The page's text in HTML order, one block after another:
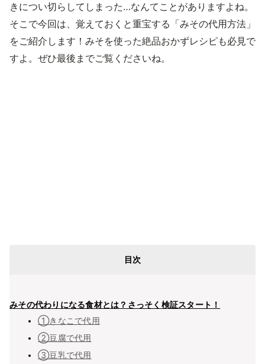
きについ切らしてしまった…なんてことがありますよね。
そこで今回は、覚えておくと重宝する「みその代用方法」
をご紹介します！みそを使った絶品おかずレシピも必見で
すよ。ぜひ最後までご覧くださいね。
目次
みその代わりになる食材とは？さっそく検証スタート！
①きなこで代用
②豆腐で代用
③豆乳で代用